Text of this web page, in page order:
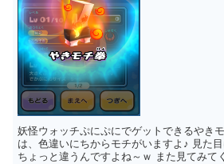
妖怪ウォッチぷにぷにでゲットできるやき
は、色違いにちからモチがいますよ♪ 見た
ちょっと違うんですよね～ｗ また見てみ